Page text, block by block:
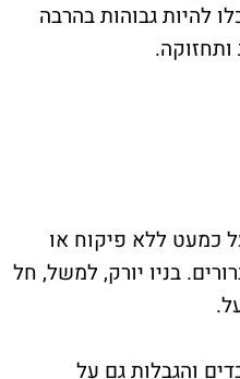
להיות גבוהות בהרבה
ותחזוקה.
כמעט ללא פיקוח או
בניו יורק, למשל, חל
והגבלות גם על